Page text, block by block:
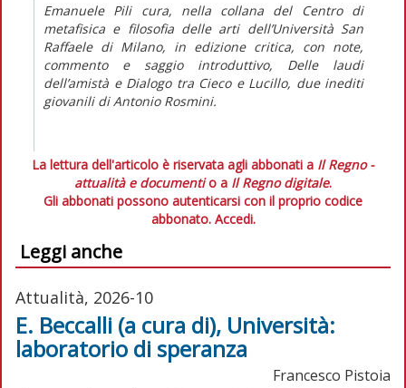
Emanuele Pili cura, nella collana del Centro di
metafisica e filosofia delle arti dell’Università San
Raffaele di Milano, in edizione critica, con note,
commento e saggio introduttivo, Delle laudi
dell’amistà e Dialogo tra Cieco e Lucillo, due inediti
giovanili di Antonio Rosmini.
La lettura dell'articolo è riservata agli abbonati a Il Regno -
attualità e documentio a Il Regno digitale.
Gli abbonati possono autenticarsi con il proprio codice
abbonato. Accedi.
Leggi anche
Attualità, 2026-10
E. Beccalli (a cura di), Università:
laboratorio di speranza
Francesco Pistoia